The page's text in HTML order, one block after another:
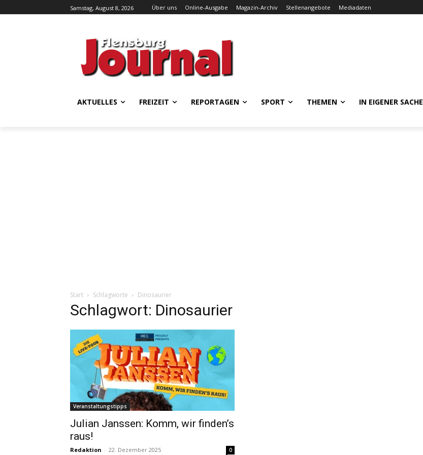
Samstag, August 8, 2026 Über uns Online-Ausgabe Magazin-Archiv Stellenangebote Mediadaten
AKTUELLES FREIZEIT REPORTAGEN SPORT THEMEN IN EIGENER SACHE
Start Schlagworte Dinosaurier
Schlagwort: Dinosaurier
Veranstaltungstipps
Julian Janssen: Komm, wir finden’s
raus!
Redaktion - 22. Dezember 2025 0